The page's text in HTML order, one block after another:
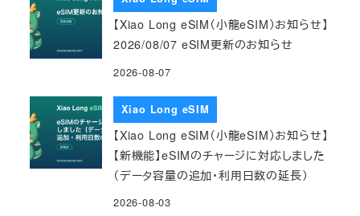
【Xiao Long eSIM（小龍eSIM）お知らせ】
2026/08/07 eSIM更新のお知らせ
2026-08-07
Xiao Long eSIM
【Xiao Long eSIM（小龍eSIM）お知らせ】
【新機能】eSIMのチャージに対応しました
（データ容量の追加・利用日数の延長）
2026-08-03